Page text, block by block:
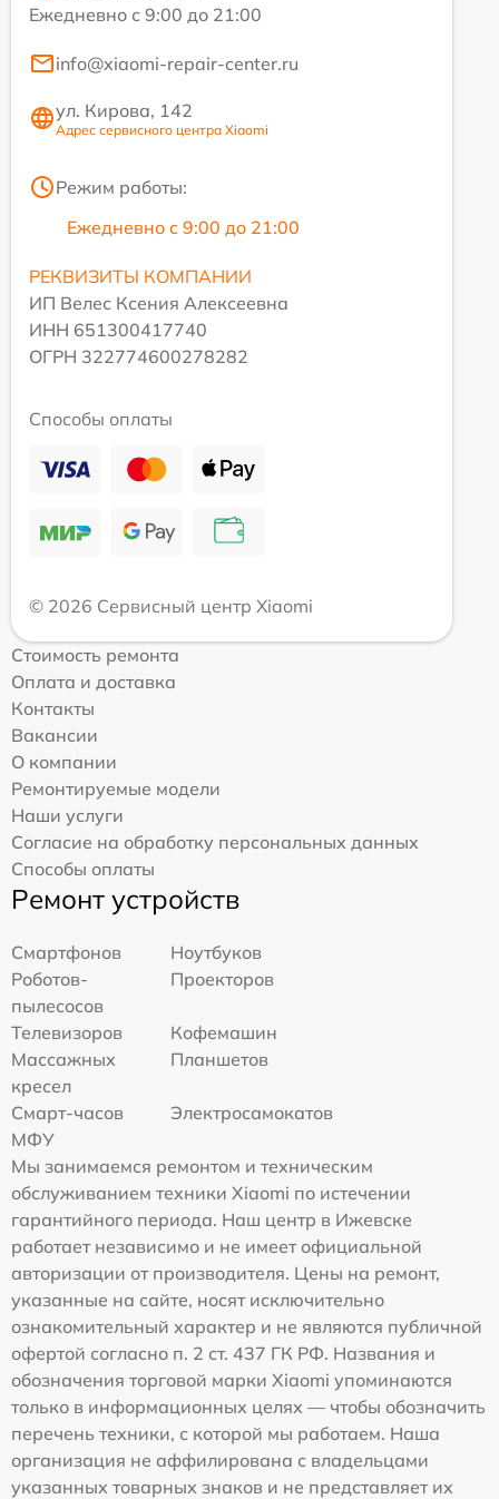
Ежедневно с 9:00 до 21:00
info@xiaomi-repair-center.ru
ул. Кирова, 142
Адрес сервисного центра Xiaomi
Режим работы:
Ежедневно с 9:00 до 21:00
РЕКВИЗИТЫ КОМПАНИИ
ИП Велес Ксения Алексеевна
ИНН 651300417740
ОГРН 322774600278282
Способы оплаты
© 2026 Сервисный центр Xiaomi
Стоимость ремонта
Оплата и доставка
Контакты
Вакансии
О компании
Ремонтируемые модели
Наши услуги
Согласие на обработку персональных данных
Способы оплаты
Ремонт устройств
Смартфонов
Ноутбуков
Роботов-
пылесосов
Проекторов
Телевизоров
Кофемашин
Массажных
кресел
Планшетов
Смарт-часов
Электросамокатов
МФУ
Мы занимаемся ремонтом и техническим
обслуживанием техники Xiaomi по истечении
гарантийного периода. Наш центр в Ижевске
работает независимо и не имеет официальной
авторизации от производителя. Цены на ремонт,
указанные на сайте, носят исключительно
ознакомительный характер и не являются публичной
офертой согласно п. 2 ст. 437 ГК РФ. Названия и
обозначения торговой марки Xiaomi упоминаются
только в информационных целях — чтобы обозначить
перечень техники, с которой мы работаем. Наша
организация не аффилирована с владельцами
указанных товарных знаков и не представляет их